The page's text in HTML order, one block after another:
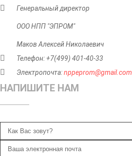
Генеральный директор
ООО НПП "ЭПРОМ"
Маков Алексей Николаевич
Телефон: +7(499) 401-40-33
Электропочта:nppeprom@gmail.com
НАПИШИТЕ НАМ